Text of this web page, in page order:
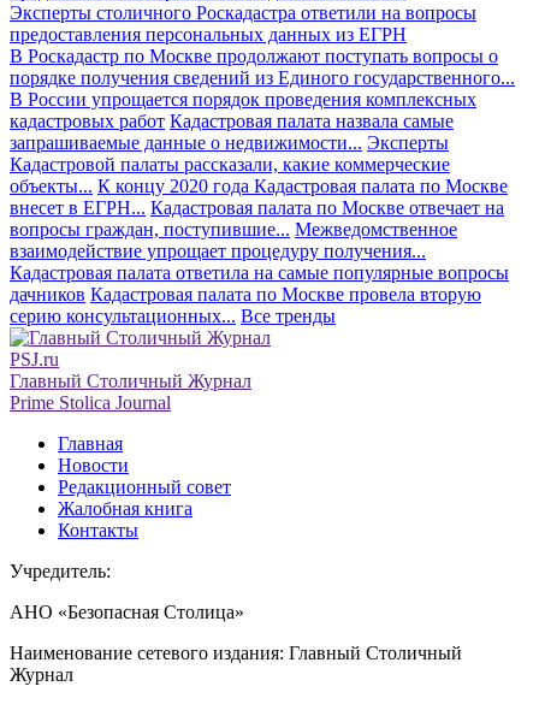
Эксперты столичного Роскадастра ответили на вопросы
предоставления персональных данных из ЕГРН
В Роскадастр по Москве продолжают поступать вопросы о
порядке получения сведений из Единого государственного...
В России упрощается порядок проведения комплексных
кадастровых работ Кадастровая палата назвала самые
запрашиваемые данные о недвижимости... Эксперты
Кадастровой палаты рассказали, какие коммерческие
объекты... К концу 2020 года Кадастровая палата по Москве
внесет в ЕГРН... Кадастровая палата по Москве отвечает на
вопросы граждан, поступившие... Межведомственное
взаимодействие упрощает процедуру получения...
Кадастровая палата ответила на самые популярные вопросы
дачников Кадастровая палата по Москве провела вторую
серию консультационных... Все тренды
PSJ.ru
Главный Столичный Журнал
Prime Stolica Journal
Главная
Новости
Редакционный совет
Жалобная книга
Контакты
Учредитель:
АНО «Безопасная Столица»
Наименование сетевого издания: Главный Столичный
Журнал